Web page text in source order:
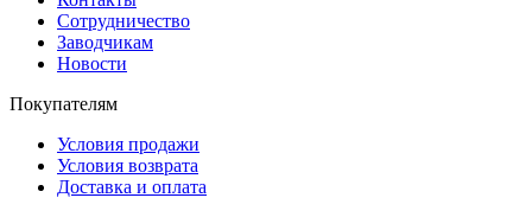
Сотрудничество
Заводчикам
Новости
Покупателям
Условия продажи
Условия возврата
Доставка и оплата